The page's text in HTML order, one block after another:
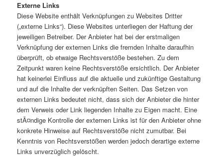
Externe Links
Diese Website enthält Verknüpfungen zu Websites Dritter
(„externe Links“). Diese Websites unterliegen der Haftung der
jeweiligen Betreiber. Der Anbieter hat bei der erstmaligen
Verknüpfung der externen Links die fremden Inhalte daraufhin
überprüft, ob etwaige Rechtsverstöße bestehen. Zu dem
Zeitpunkt waren keine Rechtsverstöße ersichtlich. Der Anbieter
hat keinerlei Einfluss auf die aktuelle und zukünftige Gestaltung
und auf die Inhalte der verknüpften Seiten. Das Setzen von
externen Links bedeutet nicht, dass sich der Anbieter die hinter
dem Verweis oder Link liegenden Inhalte zu Eigen macht. Eine
stÃ¤ndige Kontrolle der externen Links ist für den Anbieter ohne
konkrete Hinweise auf Rechtsverstöße nicht zumutbar. Bei
Kenntnis von Rechtsverstößen werden jedoch derartige externe
Links unverzüglich gelöscht.